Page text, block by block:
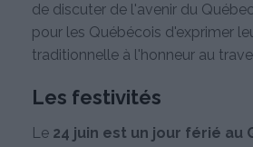
de discuter de l'avenir du
pour les Québécois d'exprimer
traditionnelle à l'honneur au
Les festivités
Le 24 juin est un jour férié au